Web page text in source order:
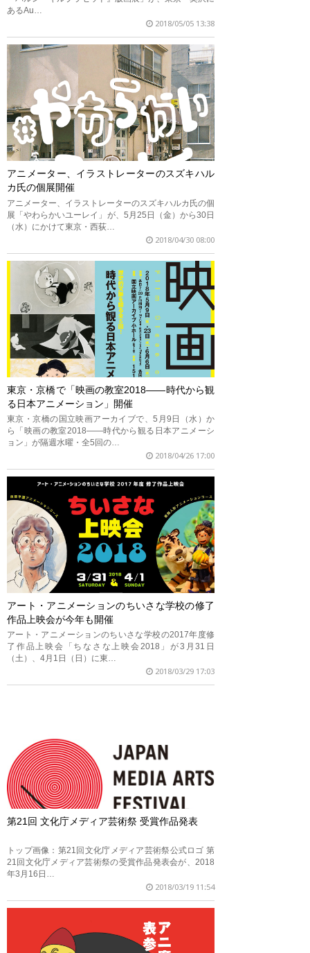
あるAu…
2018/05/05 13:38
アニメーター、イラストレーターのスズキハル
カ氏の個展開催
アニメーター、イラストレーターのスズキハルカ氏の個
展「やわらかいユーレイ」が、5月25日（金）から30日
（水）にかけて東京・西荻…
2018/04/30 08:00
東京・京橋で「映画の教室2018——時代から観
る日本アニメーション」開催
東京・京橋の国立映画アーカイブで、5月9日（水）か
ら「映画の教室2018——時代から観る日本アニメーシ
ョン」が隔週水曜・全5回の…
2018/04/26 17:00
アート・アニメーションのちいさな学校の修了
作品上映会が今年も開催
アート・アニメーションのちいさな学校の2017年度修
了作品上映会「ちなさな上映会2018」が3月31日
（土）、4月1日（日）に東…
2018/03/29 17:03
第21回 文化庁メディア芸術祭 受賞作品発表
トップ画像：第21回文化庁メディア芸術祭公式ロゴ 第
21回文化庁メディア芸術祭の受賞作品発表会が、2018
年3月16日…
2018/03/19 11:54